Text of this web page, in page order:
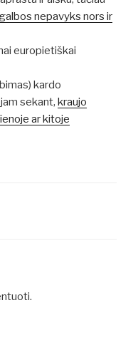
nepavyks nors ir
europietiškai
kardo
sekant, kraujo
ar kitoje